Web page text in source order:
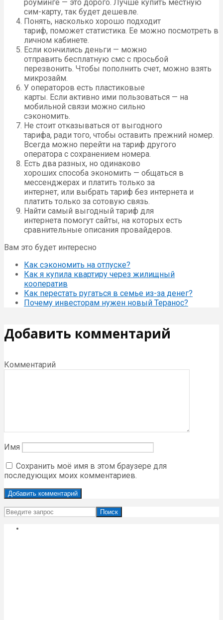
роуминге — это дорого. Лучше купить местную
сим-карту, так будет дешевле.
Понять, насколько хорошо подходит
тариф, поможет статистика. Ее можно посмотреть в
личном кабинете.
Если кончились деньги — можно
отправить бесплатную смс с просьбой
перезвонить. Чтобы пополнить счет, можно взять
микрозайм.
У операторов есть пластиковые
карты. Если активно ими пользоваться — на
мобильной связи можно сильно
сэкономить.
Не стоит отказываться от выгодного
тарифа, ради того, чтобы оставить прежний номер.
Всегда можно перейти на тариф другого
оператора с сохранением номера.
Есть два разных, но одинаково
хороших способа экономить — общаться в
мессенджерах и платить только за
интернет, или выбрать тариф без интернета и
платить только за сотовую связь.
Найти самый выгодный тариф для
интернета помогут сайты, на которых есть
сравнительные описания провайдеров.
Вам это будет интересно
Как сэкономить на отпуске?
Как я купила квартиру через жилищный
кооператив
Как перестать ругаться в семье из-за денег?
Почему инвесторам нужен новый Теранос?
Добавить комментарий
Комментарий
Имя
Сохранить моё имя в этом браузере для
последующих моих комментариев.
Поиск